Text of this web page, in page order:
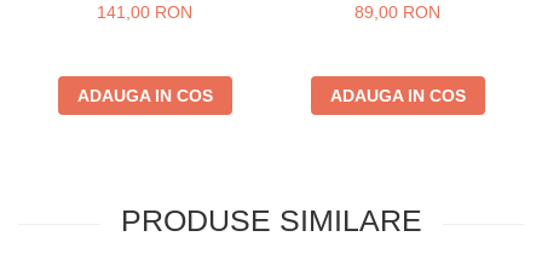
141,00 RON
ADAUGA IN COS
89,00 RON
ADAUGA IN COS
PRODUSE SIMILARE